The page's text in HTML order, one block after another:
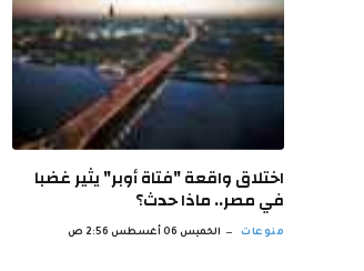
اختلاق واقعة "فتاة أوبر" يثير غضبا
في مصر.. ماذا حدث؟
منوعات الخميس 06 أغسطس 2:56 ص